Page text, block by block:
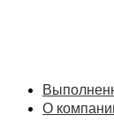
О